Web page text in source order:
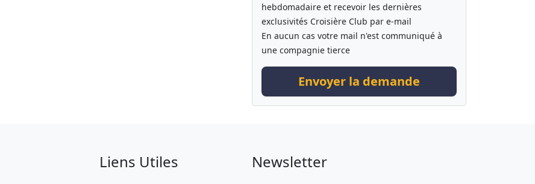
hebdomadaire et recevoir les dernières
exclusivités Croisière Club par e-mail
En aucun cas votre mail n'est communiqué à
une compagnie tierce
Envoyer la demande
Liens Utiles Newsletter